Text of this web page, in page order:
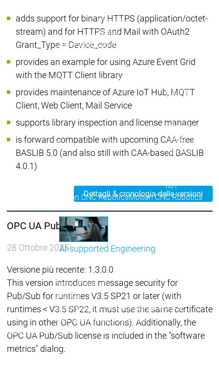
SafetySafety
Prodotti
Safety
Safety for EtherCAT
Safety Module
Safety
Virtual Safe Control SLVirtual Safe
VisualizationVisualization
CommunicationCommunication
Prodotti
Ethernet
Fieldbus
classici
IIoT
Motion CNC RoboticsMotion CNC Robotics
AI-supported Engineering
SupportSupport
menu principale
Support
Assistenza tecnicaAssistenza tecnica
User ServicesUser Services
Support Links
Support Links
Online Help
Academy Training
adds support for binary HTTPS (application/octet-
stream) and for HTTPS and Mail with OAuth2
Grant_Type = Device_code
provides an example for using Azure Event Grid
with the MQTT Client library
provides maintenance of Azure IoT Hub, MQTT
Client, Web Client, Mail Service
supports library inspection and license manager
is forward compatible with upcoming CAA-free
BASLIB 5.0 (and also still with CAA-based BASLIB
4.0.1)
Dettagli & cronologia delle versioni
OPC UA PubSub SL
28 Ottobre 2025
Versione più recente: 1.3.0.0
This version introduces message security for
Pub/Sub for runtimes V3.5 SP21 or later (with
runtimes < V3.5 SP22, it must use the same certificate
using in other OPC UA functions). Additionally, the
OPC UA Pub/Sub license is included in the "software
metrics" dialog.